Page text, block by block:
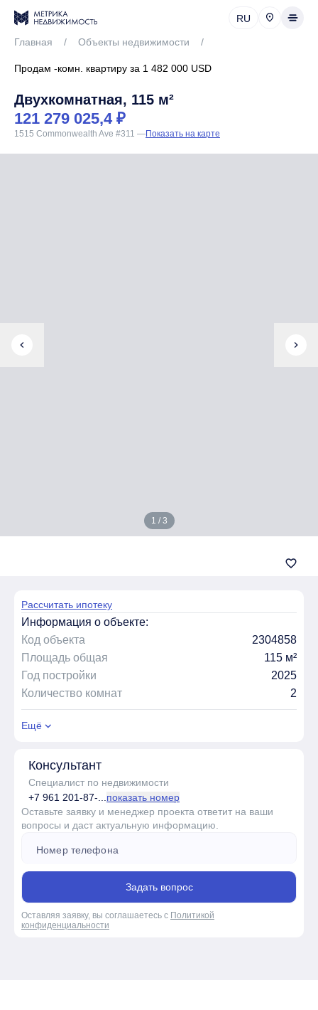
RU
Главная / Объекты недвижимости /
Продам -комн. квартиру за 1 482 000 USD
Двухкомнатная, 115 м²
121 279 025,4 ₽
1515 Commonwealth Ave #311 —Показать на карте
chevron_left chevron_right
1 / 3
favorite_border
Рассчитать ипотеку
Информация о объекте:
Код объекта
2304858
Площадь общая
115 м²
Год постройки
2025
Количество комнат
2
Ещё
Консультант
Специалист по недвижимости
+7 961 201-87-... показать номер
Оставьте заявку и менеджер проекта ответит на ваши
вопросы и даст актуальную информацию.
Задать вопрос
Оставляя заявку, вы соглашаетесь с Политикой
конфиденциальности